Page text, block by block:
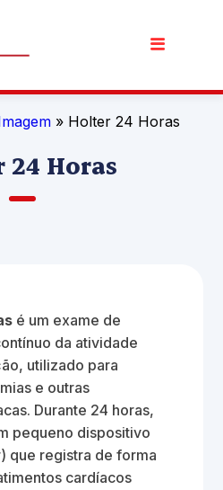
» Holter 24 Horas
24 Horas
é um exame de
da atividade
utilizado para
e outras
Durante 24 horas,
pequeno dispositivo
que registra de forma
cardíacos